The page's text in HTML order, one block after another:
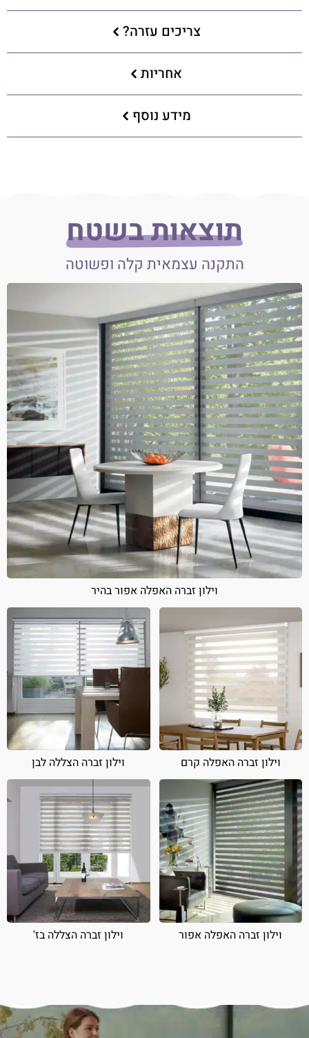
צריכים עזרה?
אחריות
מידע נוסף
תוצאות בשטח
התקנה עצמאית קלה ופשוטה
וילון זברה האפלה אפור בהיר
וילון זברה האפלה קרם וילון זברה הצללה לבן
וילון זברה האפלה אפור וילון זברה הצללה בז'